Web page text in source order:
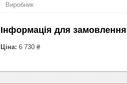
Виробник
Інформація для замовлення
Ціна: 6 730 ₴